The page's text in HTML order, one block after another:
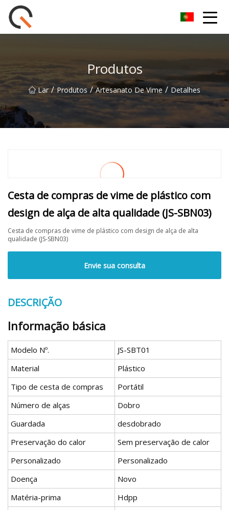
Produtos
Lar / Produtos / Artesanato De Vime / Detalhes
Cesta de compras de vime de plástico com
design de alça de alta qualidade (JS-SBN03)
Cesta de compras de vime de plástico com design de alça de alta
qualidade (JS-SBN03)
Envie sua consulta
DESCRIÇÃO
Informação básica
Modelo Nº.
JS-SBT01
Material
Plástico
Tipo de cesta de compras
Portátil
Número de alças
Dobro
Guardada
desdobrado
Preservação do calor
Sem preservação de calor
Personalizado
Personalizado
Doença
Novo
Matéria-prima
Hdpp